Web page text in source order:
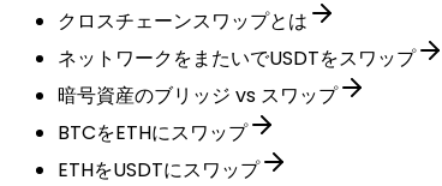
クロスチェーンスワップとは
ネットワークをまたいでUSDTをスワップ
暗号資産のブリッジ vs スワップ
BTCをETHにスワップ
ETHをUSDTにスワップ